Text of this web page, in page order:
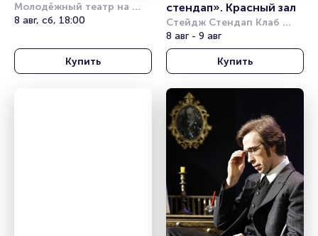
Молодёжный театр на
Фонтанке
8 авг, сб, 18:00
Купить
стендап». Красный зал
Стейдж Стендап Клаб
(Stage StandUp Club)
8 авг - 9 авг
Купить